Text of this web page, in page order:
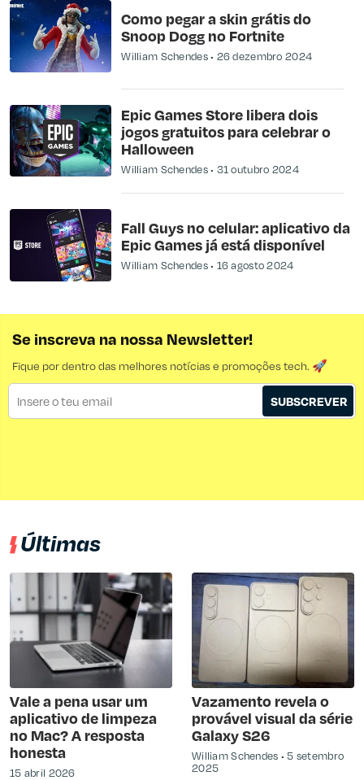
Como pegar a skin grátis do
Snoop Dogg no Fortnite
William Schendes 26 dezembro 2024
Epic Games Store libera dois
jogos gratuitos para celebrar o
Halloween
William Schendes 31 outubro 2024
Fall Guys no celular: aplicativo da
Epic Games já está disponível
William Schendes 16 agosto 2024
Se inscreva na nossa Newsletter!
Fique por dentro das melhores notícias e promoções tech. 🚀
SUBSCREVER
Últimas
Vale a pena usar um
aplicativo de limpeza
no Mac? A resposta
honesta
15 abril 2026
Vazamento revela o
provável visual da série
Galaxy S26
William Schendes
5 setembro
2025